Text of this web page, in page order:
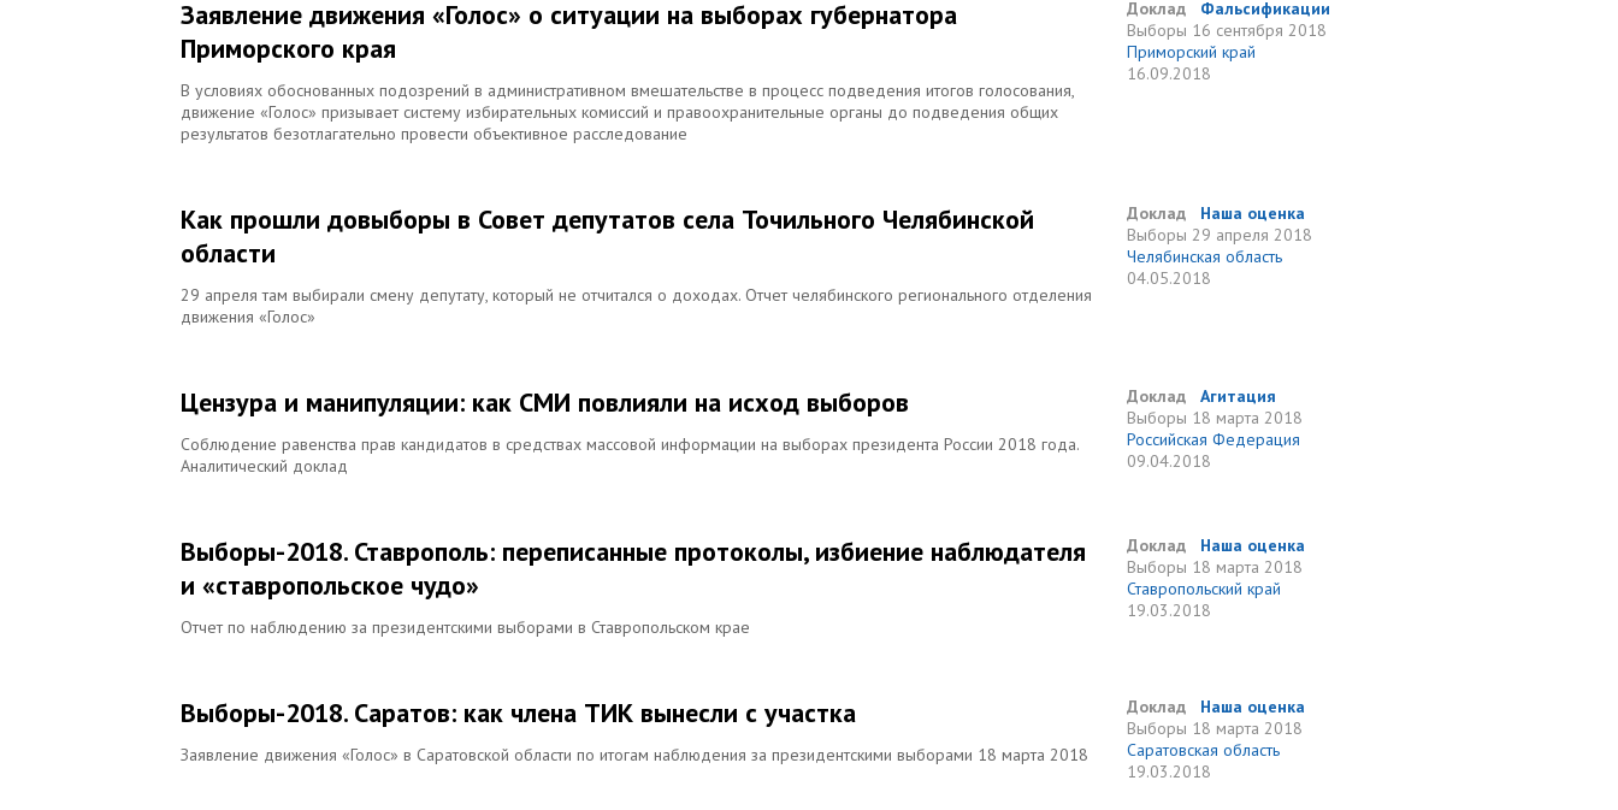
Заявление движения «Голос» о ситуации на выборах губернатора
Приморского края
В условиях обоснованных подозрений в административном вмешательстве в процесс подведения итогов голосования,
движение «Голос» призывает систему избирательных комиссий и правоохранительные органы до подведения общих
результатов безотлагательно провести объективное расследование
Доклад
Фальсификации
Выборы 16 сентября 2018
Приморский край
16.09.2018
Как прошли довыборы в Совет депутатов села Точильного Челябинской
области
29 апреля там выбирали смену депутату, который не отчитался о доходах. Отчет челябинского регионального отделения
движения «Голос»
Доклад
Наша оценка
Выборы 29 апреля 2018
Челябинская область
04.05.2018
Цензура и манипуляции: как СМИ повлияли на исход выборов
Соблюдение равенства прав кандидатов в средствах массовой информации на выборах президента России 2018 года.
Аналитический доклад
Доклад
Агитация
Выборы 18 марта 2018
Российская Федерация
09.04.2018
Выборы-2018. Ставрополь: переписанные протоколы, избиение наблюдателя
и «ставропольское чудо»
Отчет по наблюдению за президентскими выборами в Ставропольском крае
Доклад
Наша оценка
Выборы 18 марта 2018
Ставропольский край
19.03.2018
Выборы-2018. Саратов: как члена ТИК вынесли с участка
Заявление движения «Голос» в Саратовской области по итогам наблюдения за президентскими выборами 18 марта 2018
Доклад
Наша оценка
Выборы 18 марта 2018
Саратовская область
19.03.2018